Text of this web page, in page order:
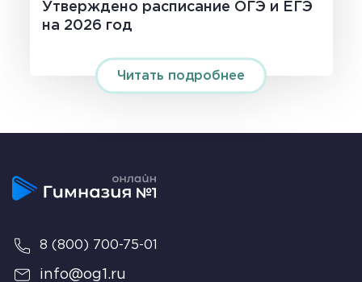
Утверждено расписание OГЭ и ЕГЭ
на 2026 год
Читать подробнее
8 (800) 700-75-01
info@og1.ru